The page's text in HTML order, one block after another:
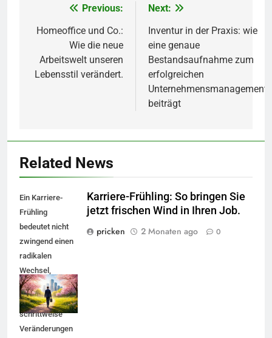
Beitragsnavigation
Previous:
Homeoffice und Co.:
Wie die neue
Arbeitswelt unseren
Lebensstil verändert.
Next:
Inventur in der Praxis: wie
eine genaue
Bestandsaufnahme zum
erfolgreichen
Unternehmensmanagement
beiträgt
Related News
Ein Karriere-
Frühling
bedeutet nicht
zwingend einen
radikalen
Wechsel,
sondern
gezielte,
schrittweise
Veränderungen
Karriere-Frühling: So bringen Sie
jetzt frischen Wind in Ihren Job.
pricken
2 Monaten ago 0